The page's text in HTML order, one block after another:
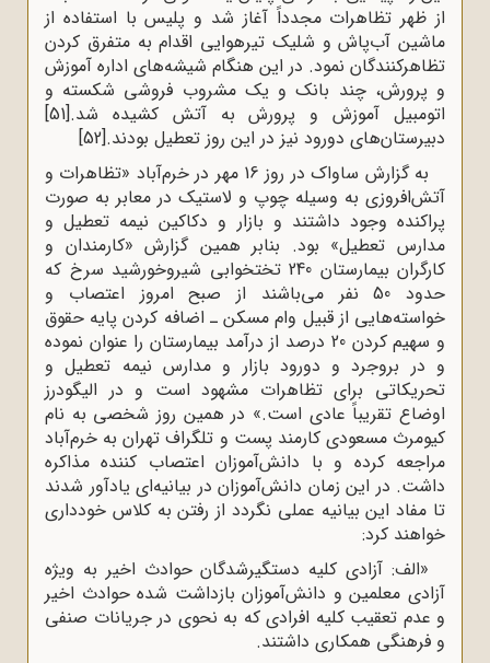
از ظهر تظاهرات مجدداً آغاز شد و پلیس با استفاده از
ماشین آب‌پاش و شلیک تیرهوایی اقدام به متفرق کردن
تظاهرکنندگان نمود. در این هنگام شیشه‌های اداره آموزش
و پرورش، چند بانک و یک مشروب فروشی شکسته و
اتومبیل آموزش و پرورش به آتش کشیده شد.[51]
دبیرستان‌های دورود نیز در این روز تعطیل بودند.[52]
به گزارش ساواک در روز 16 مهر در خرم‌آباد «تظاهرات و
آتش‌افروزی به وسیله چوپ و لاستیک در معابر به صورت
پراکنده وجود داشتند و بازار و دکاکین نیمه تعطیل و
مدارس تعطیل» بود. بنابر همین گزارش «کارمندان و
کارگران بیمارستان 240 تختخوابی شیروخورشید سرخ که
حدود 50 نفر می‌باشند از صبح امروز اعتصاب و
خواسته‌هایی از قبیل وام مسکن ـ اضافه کردن پایه حقوق
و سهیم کردن 20 درصد از درآمد بیمارستان را عنوان نموده
و در بروجرد و دورود بازار و مدارس نیمه تعطیل و
تحریکاتی برای تظاهرات مشهود است و در الیگودرز
اوضاع تقریباً عادی است.» در همین روز شخصی به نام
کیومرث مسعودی کارمند پست و تلگراف تهران به خرم‌آباد
مراجعه کرده و با دانش‌آموزان اعتصاب کننده مذاکره
داشت. در این زمان دانش‌آموزان در بیانیه‌ای یادآور شدند
تا مفاد این بیانیه عملی نگردد از رفتن به کلاس خودداری
خواهند کرد:
«الف: آزادی کلیه دستگیرشدگان حوادث اخیر به ویژه
آزادی معلمین و دانش‌آموزان بازداشت شده حوادث اخیر
و عدم تعقیب کلیه افرادی که به نحوی در جریانات صنفی
و فرهنگی همکاری داشتند.